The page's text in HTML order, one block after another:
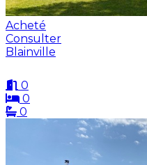
Acheté
Consulter
Blainville
0
0
0